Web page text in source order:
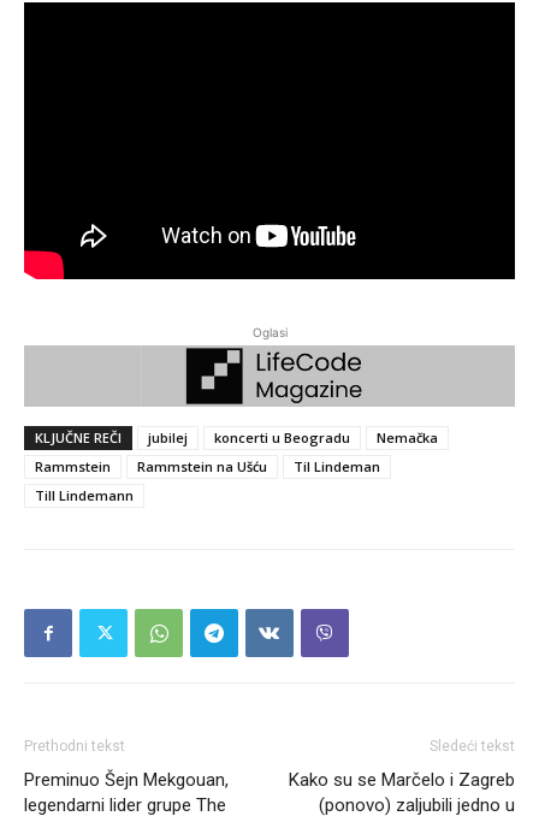
Oglasi
KLJUČNE REČI jubilej koncerti u Beogradu
Nemačka
Rammstein
Rammstein na Ušću
Til Lindeman
Till Lindemann
Prethodni tekst
Preminuo Šejn Mekgouan,
legendarni lider grupe The
Sledeći tekst
Kako su se Marčelo i Zagreb
(ponovo) zaljubili jedno u